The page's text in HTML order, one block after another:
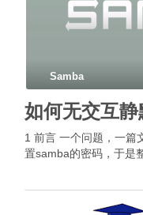
Samba
如何无交互
1 前言 一个问题，一篇
置samba的密码，于是